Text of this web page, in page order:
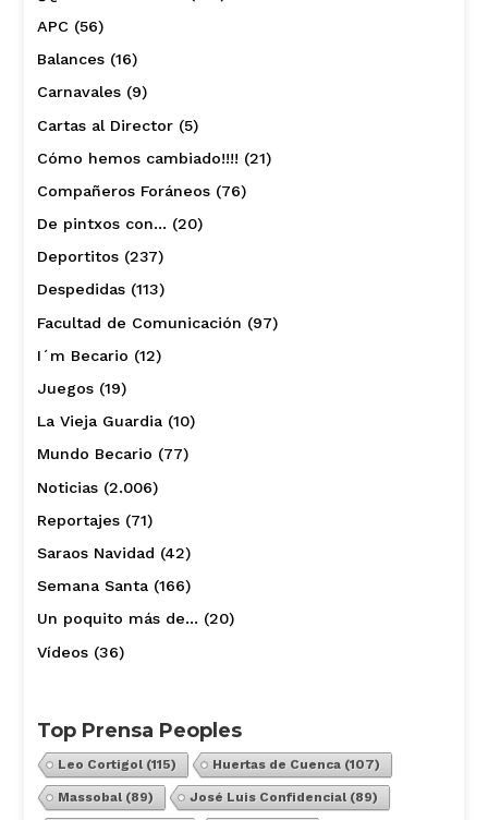
APC(56)
Balances(16)
Carnavales(9)
Cartas al Director(5)
Cómo hemos cambiado!!!! (21)
Compañeros Foráneos(76)
De pintxos con… (20)
Deportitos(237)
Despedidas(113)
Facultad de Comunicación (97)
I´m Becario (12)
Juegos(19)
La Vieja Guardia(10)
Mundo Becario (77)
Noticias(2.006)
Reportajes(71)
Saraos Navidad (42)
Semana Santa(166)
Un poquito más de… (20)
Vídeos(36)
Top Prensa Peoples
Leo Cortigol(115) Huertas de Cuenca(107)
Massobal(89) José Luis Confidencial(89)